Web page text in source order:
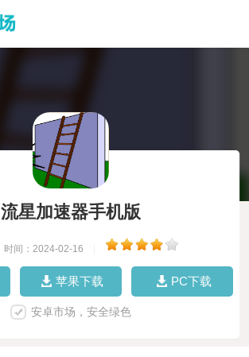
流星加速器手机版
时间：2024-02-16
苹果下载 PC下载
安卓市场，安全绿色